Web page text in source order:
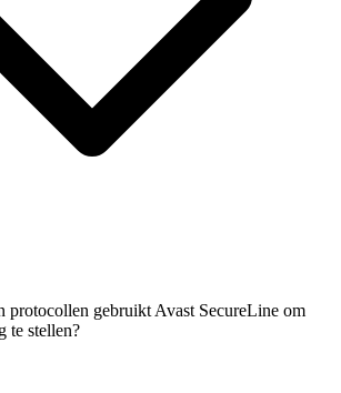
protocollen gebruikt Avast SecureLine om
te stellen?